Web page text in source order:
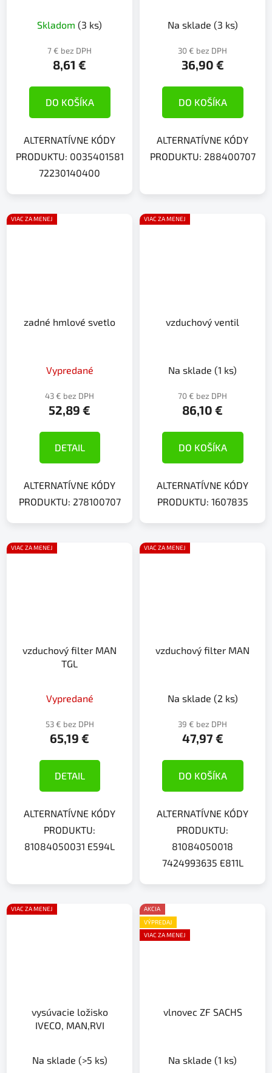
Skladom (3 ks)
7 € bez DPH
8,61 €
DO KOŠÍKA
ALTERNATÍVNE KÓDY
PRODUKTU: 0035401581
72230140400
Na sklade (3 ks)
30 € bez DPH
36,90 €
DO KOŠÍKA
ALTERNATÍVNE KÓDY
PRODUKTU: 288400707
VIAC ZA MENEJ
zadné hmlové svetlo
Vypredané
43 € bez DPH
52,89 €
DETAIL
ALTERNATÍVNE KÓDY
PRODUKTU: 278100707
VIAC ZA MENEJ
vzduchový ventil
Na sklade (1 ks)
70 € bez DPH
86,10 €
DO KOŠÍKA
ALTERNATÍVNE KÓDY
PRODUKTU: 1607835
VIAC ZA MENEJ
vzduchový filter MAN
TGL
Vypredané
53 € bez DPH
65,19 €
DETAIL
ALTERNATÍVNE KÓDY
PRODUKTU:
81084050031 E594L
VIAC ZA MENEJ
vzduchový filter MAN
Na sklade (2 ks)
39 € bez DPH
47,97 €
DO KOŠÍKA
ALTERNATÍVNE KÓDY
PRODUKTU:
81084050018
7424993635 E811L
VIAC ZA MENEJ
vysúvacie ložisko
IVECO, MAN,RVI
Na sklade (>5 ks)
AKCIA
VÝPREDAJ
VIAC ZA MENEJ
vlnovec ZF SACHS
Na sklade (1 ks)